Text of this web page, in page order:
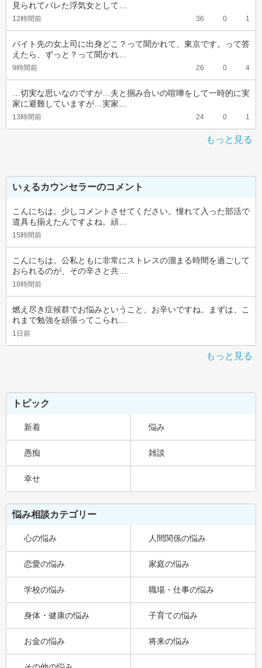
見られてバレた浮気女として…
12時間前 36 0 1
バイト先の女上司に出身どこ？って聞かれて、東京です。って答
えたら、ずっと？って聞かれ…
9時間前 26 0 4
…切実な思いなのですが…夫と掴み合いの喧嘩をして一時的に実
家に避難していますが…実家…
13時間前 24 0 1
もっと見る
いぇるカウンセラーのコメント
こんにちは。少しコメントさせてください。憧れて入った部活で
道具も揃えたんですよね。頑…
15時間前
こんにちは。公私ともに非常にストレスの溜まる時間を過ごして
おられるのが、その辛さと共…
18時間前
燃え尽き症候群でお悩みということ、お辛いですね。まずは、こ
れまで勉強を頑張ってこられ…
1日前
もっと見る
トピック
新着 悩み
愚痴 雑談
幸せ
悩み相談カテゴリー
心の悩み 人間関係の悩み
恋愛の悩み 家庭の悩み
学校の悩み 職場・仕事の悩み
身体・健康の悩み 子育ての悩み
お金の悩み 将来の悩み